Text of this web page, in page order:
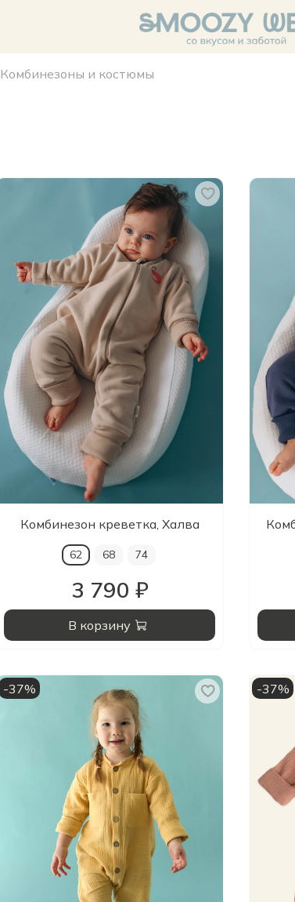
Комбинезоны и костюмы
Комбинезон креветка, Халва
62 68 74
3 790 ₽
В корзину
-37% -37%